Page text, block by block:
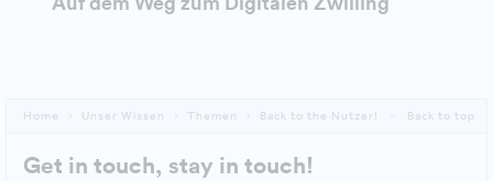
Home Unser Wissen Themen Back to the Nutzer! Back to top
Get in touch, stay in touch!